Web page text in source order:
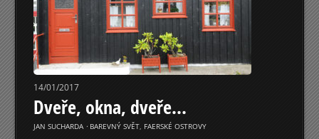
14/01/2017
Dveře, okna, dveře…
JAN SUCHARDA ⋅ BAREVNÝ SVĚT, FAERSKÉ OSTROVY